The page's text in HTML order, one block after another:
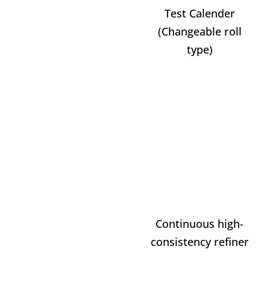
Test Calender
(Changeable roll
type)
Continuous high-
consistency refiner